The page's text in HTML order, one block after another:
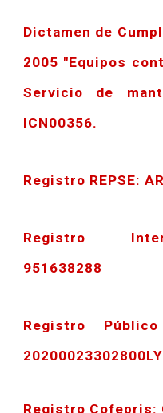
Dictamen de
2005 "Equipos
Servicio de
ICN00356.
Registro REPSE:
Registro
951638288
Registro
20200023302800LY
Registro Cofepris: